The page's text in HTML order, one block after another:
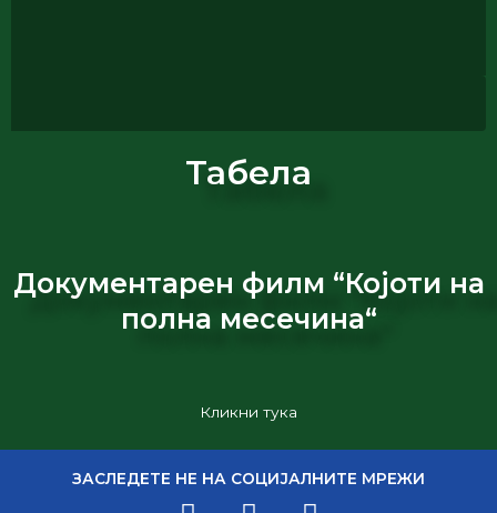
Табела
Документарен филм “Којоти на
полна месечина“
Кликни тука
ЗАСЛЕДЕТЕ НЕ НА СОЦИЈАЛНИТЕ МРЕЖИ